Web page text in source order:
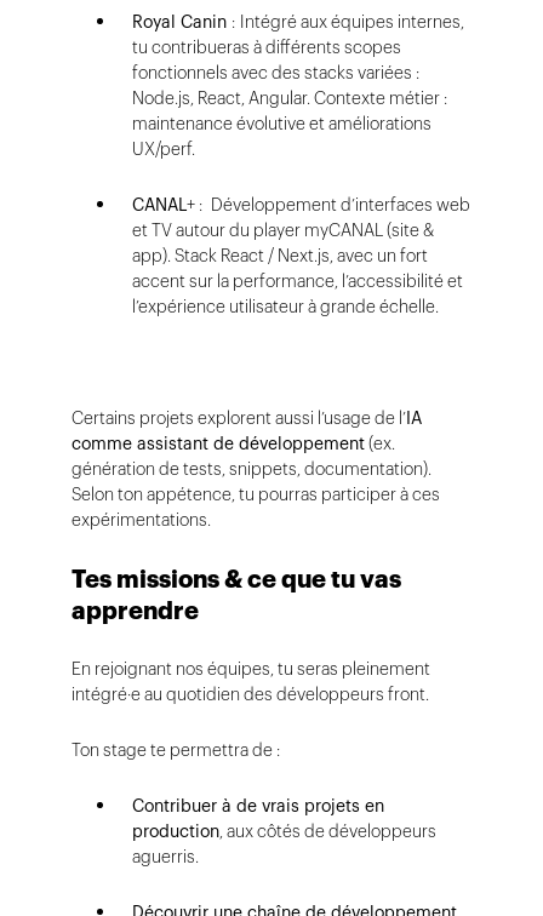
Royal Canin : Intégré aux équipes internes,
tu contribueras à différents scopes
fonctionnels avec des stacks variées :
Node.js, React, Angular. Contexte métier :
maintenance évolutive et améliorations
UX/perf.
CANAL+ : Développement d’interfaces web
et TV autour du player myCANAL (site &
app). Stack React / Next.js, avec un fort
accent sur la performance, l’accessibilité et
l’expérience utilisateur à grande échelle.
Certains projets explorent aussi l’usage de l’IA
comme assistant de développement(ex.
génération de tests, snippets, documentation).
Selon ton appétence, tu pourras participer à ces
expérimentations.
Tes missions & ce que tu vas
apprendre
En rejoignant nos équipes, tu seras pleinement
intégré·e au quotidien des développeurs front.
Ton stage te permettra de :
Contribuer à de vrais projets en
production, aux côtés de développeurs
aguerris.